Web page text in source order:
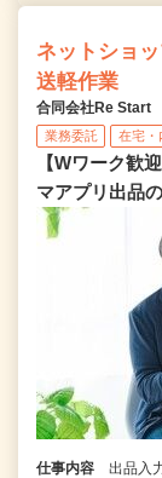
ネットショ
送軽作業
合同会社Re Start
業務委託 在宅・
【Wワーク歓
マアプリ出品
仕事内容
出品入